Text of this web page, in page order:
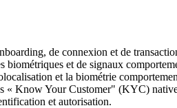
de connexion et de
biométriques et de signaux
et la biométrie
« Know Your Customer" (KYC)
et autorisation.